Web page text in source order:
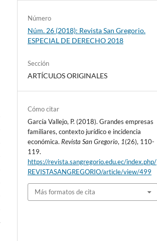
Número
Núm. 26 (2018): Revista San Gregorio.
ESPECIAL DE DERECHO 2018
Sección
ARTÍCULOS ORIGINALES
Cómo citar
García Vallejo, P. (2018). Grandes empresas
familiares, contexto jurídico e incidencia
económica. Revista San Gregorio, 1(26), 110-
119.
https://revista.sangregorio.edu.ec/index.php/
REVISTASANGREGORIO/article/view/499
Más formatos de cita